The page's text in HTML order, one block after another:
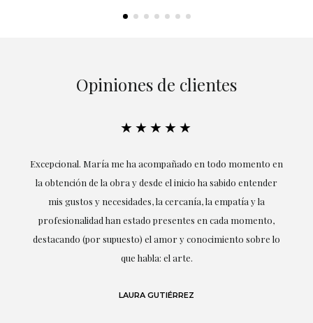
Opiniones de clientes
★★★★★
Excepcional. María me ha acompañado en todo momento en
la obtención de la obra y desde el inicio ha sabido entender
mis gustos y necesidades, la cercanía, la empatía y la
profesionalidad han estado presentes en cada momento,
destacando (por supuesto) el amor y conocimiento sobre lo
que habla: el arte.
LAURA GUTIÉRREZ